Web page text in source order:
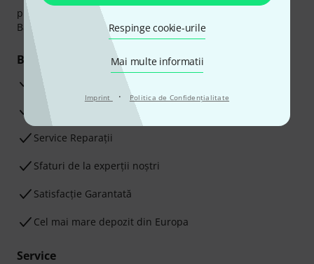
Respinge cookie-urile
Mai multe informatii
Imprint · Politica de Confidenţialitate
plata se poate efectua în siguranță cu Ramburs, Transfer
Bancar sau Card de credit.
Beneficiile tale
3 Ani Garanție Thomann
Garanţia returnării banilor în 30 de zile
Service Reparații
Sfaturi de la experții noștri
Satisfacție Garantată
Cel mai mare depozit din Europa
Service